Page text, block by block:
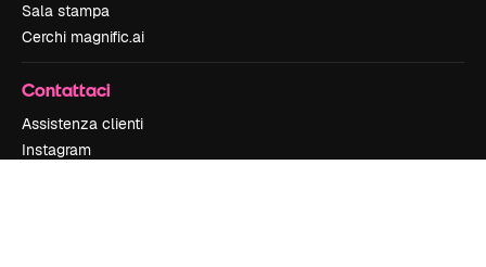
Sala stampa
Cerchi magnific.ai
Contattaci
Assistenza clienti
Instagram